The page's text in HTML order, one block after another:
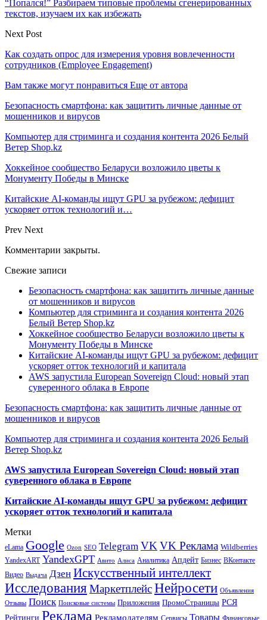
“Попался!” Разбираем типовые проблемы сгенерированных
текстов, изучаем их как избежать
Next Post
Как создать опрос для измерения уровня вовлеченности
сотрудников (Employee Engagement)
Вам также могут понравиться Еще от автора
Безопасность смартфона: как защитить личные данные от
мошенников и вирусов
Компьютер для стриминга и создания контента 2026 Белый
Ветер Shop.kz
Хоккейное сообщество Беларуси возложило цветы к
Монументу Победы в Минске
Китайские AI-команды ищут GPU за рубежом: дефицит
ускоряет отток технологий и…
Prev Next
Комментарии закрыты.
Свежие записи
Безопасность смартфона: как защитить личные данные
от мошенников и вирусов
Компьютер для стриминга и создания контента 2026
Белый Ветер Shop.kz
Хоккейное сообщество Беларуси возложило цветы к
Монументу Победы в Минске
Китайские AI-команды ищут GPU за рубежом: дефицит
ускоряет отток технологий и капитала
AWS запустила European Sovereign Cloud: новый этап
суверенного облака в Европе
Безопасность смартфона: как защитить личные данные от
мошенников и вирусов
Компьютер для стриминга и создания контента 2026 Белый
Ветер Shop.kz
AWS запустила European Sovereign Cloud: новый этап
суверенного облака в Европе
Китайские AI-команды ищут GPU за рубежом: дефицит
ускоряет отток технологий и капитала
Метки
eLama Google Ozon SEO Telegram VK VK Реклама Wildberries
YandexART YandexGPT Авито Алиса Аналитика Апдейт Бизнес ВКонтакте
Видео Выдача Дзен Искусственный интеллект
Исследования МаркетплейсНейросети Объявления
Отзывы Поиск Поисковые системы Приложения ПромоСтраницы РСЯ
Рейтинги Реклама Рекламодателям Сервисы Товары Финансовые